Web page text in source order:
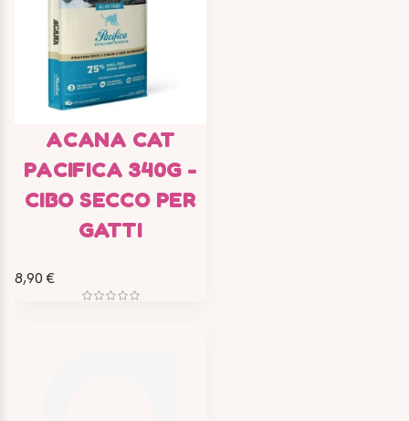
ACANA CAT
PACIFICA 340G -
CIBO SECCO PER
GATTI
8,90 €